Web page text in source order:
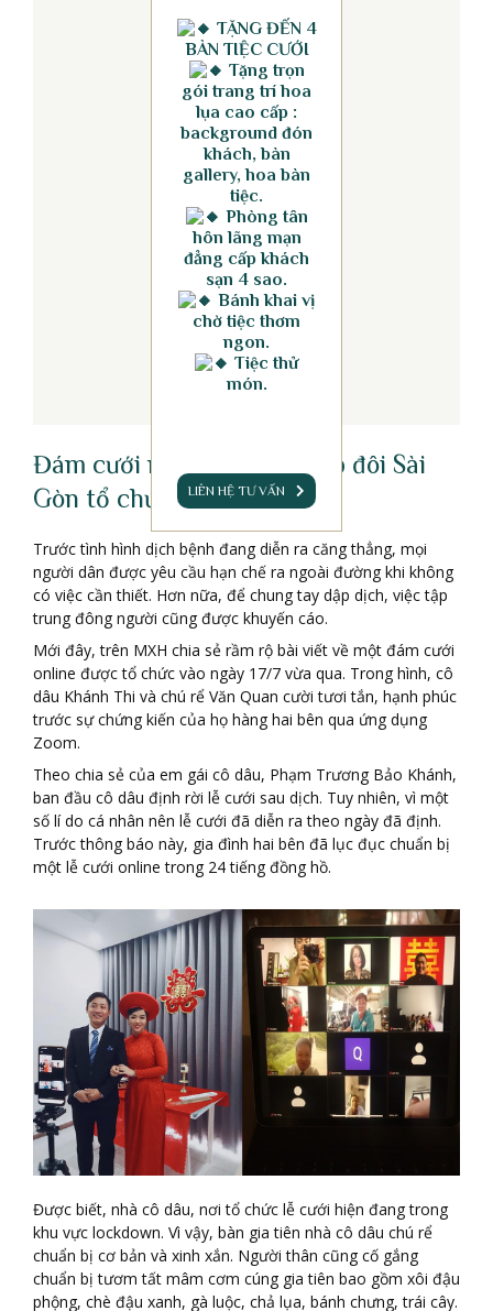
TẶNG ĐẾN 4
BÀN TIỆC CƯỚI
Tặng trọn
gói trang trí hoa
lụa cao cấp :
background đón
khách, bàn
gallery, hoa bàn
tiệc.
Phòng tân
hôn lãng mạn
đẳng cấp khách
sạn 4 sao.
Bánh khai vị
chờ tiệc thơm
ngon.
Tiệc thử
món.
LIÊN HỆ TƯ VẤN
Đám cưới mùa dịch của cặp đôi Sài
Gòn tổ chức trên Zoom
Trước tình hình dịch bệnh đang diễn ra căng thẳng, mọi
người dân được yêu cầu hạn chế ra ngoài đường khi không
có việc cần thiết. Hơn nữa, để chung tay dập dịch, việc tập
trung đông người cũng được khuyến cáo.
Mới đây, trên MXH chia sẻ rầm rộ bài viết về một đám cưới
online được tổ chức vào ngày 17/7 vừa qua. Trong hình, cô
dâu Khánh Thi và chú rể Văn Quan cười tươi tắn, hạnh phúc
trước sự chứng kiến của họ hàng hai bên qua ứng dụng
Zoom.
Theo chia sẻ của em gái cô dâu, Phạm Trương Bảo Khánh,
ban đầu cô dâu định rời lễ cưới sau dịch. Tuy nhiên, vì một
số lí do cá nhân nên lễ cưới đã diễn ra theo ngày đã định.
Trước thông báo này, gia đình hai bên đã lục đục chuẩn bị
một lễ cưới online trong 24 tiếng đồng hồ.
Được biết, nhà cô dâu, nơi tổ chức lễ cưới hiện đang trong
khu vực lockdown. Vì vậy, bàn gia tiên nhà cô dâu chú rể
chuẩn bị cơ bản và xinh xắn. Người thân cũng cố gắng
chuẩn bị tươm tất mâm cơm cúng gia tiên bao gồm xôi đậu
phộng, chè đậu xanh, gà luộc, chả lụa, bánh chưng, trái cây.